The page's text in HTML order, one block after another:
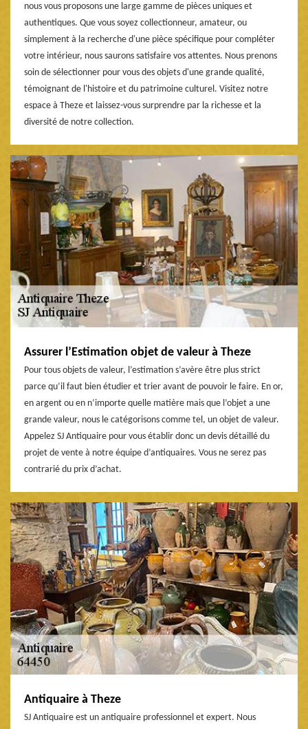
nous vous proposons une large gamme de pièces uniques et
authentiques. Que vous soyez collectionneur, amateur, ou
simplement à la recherche d'une pièce spécifique pour compléter
votre intérieur, nous saurons satisfaire vos attentes. Nous prenons
soin de sélectionner pour vous des objets d'une grande qualité,
témoignant de l'histoire et du patrimoine culturel. Visitez notre
espace à Theze et laissez-vous surprendre par la richesse et la
diversité de notre collection.
Assurer l’Estimation objet de valeur à Theze
Pour tous objets de valeur, l’estimation s’avère être plus strict
parce qu’il faut bien étudier et trier avant de pouvoir le faire. En or,
en argent ou en n’importe quelle matière mais que l’objet a une
grande valeur, nous le catégorisons comme tel, un objet de valeur.
Appelez SJ Antiquaire pour vous établir donc un devis détaillé du
projet de vente à notre équipe d’antiquaires. Vous ne serez pas
contrarié du prix d’achat.
Antiquaire à Theze
SJ Antiquaire est un antiquaire professionnel et expert. Nous